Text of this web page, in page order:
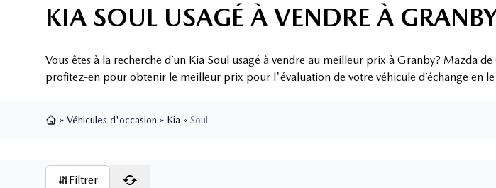
KIA SOUL USAGÉ À VENDRE À
Vous êtes à la recherche d’un Kia Soul usagé à vendre au meilleur prix à Granby? Mazda
profitez-en pour obtenir le meilleur prix pour l'évaluation de votre véhicule d’échange en
» Véhicules d'occasion » Kia » Soul
Filtrer